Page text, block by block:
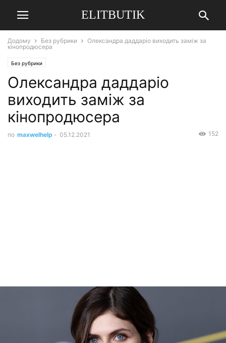
ELITBUTIK
Додому Без рубрики
Олександра даддаріо виходить заміж за
кінопродюсера
Без рубрики
Олександра даддаріо
виходить заміж за
кінопродюсера
по maxwelhelp - 05.12.2021 152